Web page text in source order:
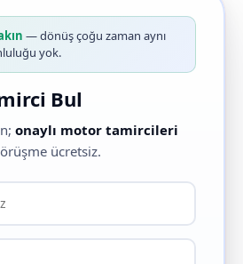
— dönüş çoğu zaman aynı
yok.
Bul
onaylı motor tamircileri
ücretsiz.